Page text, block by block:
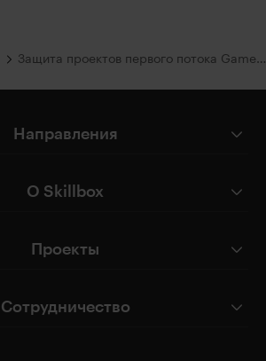
Защита проектов первого потока Gamebox
Направления
О Skillbox
Проекты
Сотрудничество